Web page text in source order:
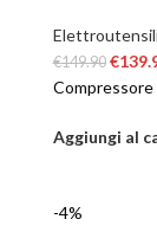
€149.90 €
Compressore
Aggiungi al
-4%